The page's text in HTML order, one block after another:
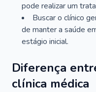
pode realizar um
Buscar o clínico
de manter a saúde
estágio inicial.
Diferença
clínica médica